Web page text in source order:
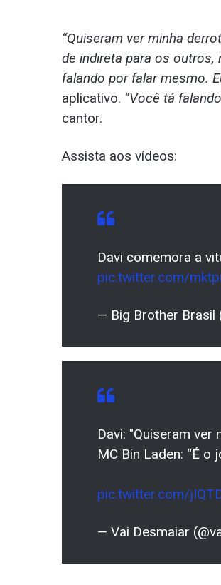
“Quiseram ver minha
de indireta para os outros,
falando por falar mesmo.
aplicativo. “Você tá
cantor.
Assista aos vídeos:
Davi comemora a
pic.twitter.com/
— Big Brother Brasil
Davi: "Quiseram ver
MC Bin Laden: “É o
pic.twitter.com/
— Vai Desmaiar